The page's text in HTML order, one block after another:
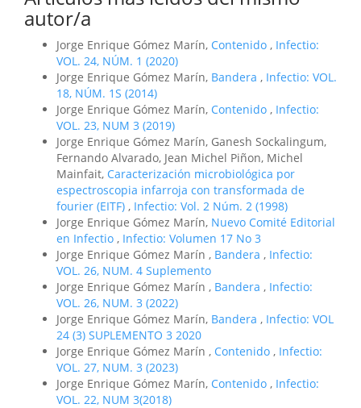
autor/a
Jorge Enrique Gómez Marín, Contenido , Infectio:
VOL. 24, NÚM. 1 (2020)
Jorge Enrique Gómez Marín, Bandera , Infectio: VOL.
18, NÚM. 1S (2014)
Jorge Enrique Gómez Marín, Contenido , Infectio:
VOL. 23, NUM 3 (2019)
Jorge Enrique Gómez Marín, Ganesh Sockalingum,
Fernando Alvarado, Jean Michel Piñon, Michel
Mainfait, Caracterización microbiológica por
espectroscopia infarroja con transformada de
fourier (EITF) , Infectio: Vol. 2 Núm. 2 (1998)
Jorge Enrique Gómez Marín, Nuevo Comité Editorial
en Infectio , Infectio: Volumen 17 No 3
Jorge Enrique Gómez Marín , Bandera , Infectio:
VOL. 26, NUM. 4 Suplemento
Jorge Enrique Gómez Marín , Bandera , Infectio:
VOL. 26, NUM. 3 (2022)
Jorge Enrique Gómez Marín, Bandera , Infectio: VOL
24 (3) SUPLEMENTO 3 2020
Jorge Enrique Gómez Marín , Contenido , Infectio:
VOL. 27, NUM. 3 (2023)
Jorge Enrique Gómez Marín, Contenido , Infectio:
VOL. 22, NUM 3(2018)